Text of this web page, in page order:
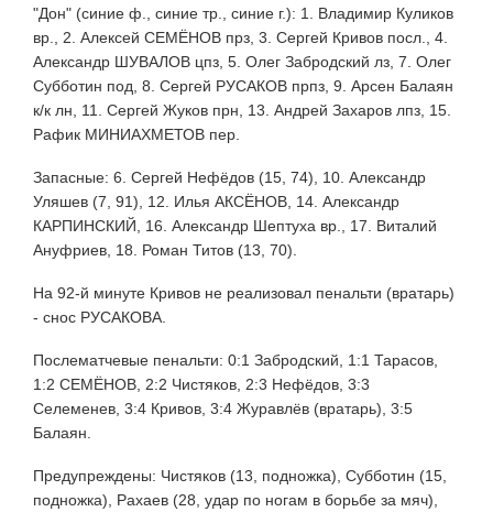
"Дон" (синие ф., синие тр., синие г.): 1. Владимир Куликов
вр., 2. Алексей СЕМЁНОВ прз, 3. Сергей Кривов посл., 4.
Александр ШУВАЛОВ цпз, 5. Олег Забродский лз, 7. Олег
Субботин под, 8. Сергей РУСАКОВ прпз, 9. Арсен Балаян
к/к лн, 11. Сергей Жуков прн, 13. Андрей Захаров лпз, 15.
Рафик МИНИАХМЕТОВ пер.
Запасные: 6. Сергей Нефёдов (15, 74), 10. Александр
Уляшев (7, 91), 12. Илья АКСЁНОВ, 14. Александр
КАРПИНСКИЙ, 16. Александр Шептуха вр., 17. Виталий
Ануфриев, 18. Роман Титов (13, 70).
На 92-й минуте Кривов не реализовал пенальти (вратарь)
- снос РУСАКОВА.
Послематчевые пенальти: 0:1 Забродский, 1:1 Тарасов,
1:2 СЕМЁНОВ, 2:2 Чистяков, 2:3 Нефёдов, 3:3
Селеменев, 3:4 Кривов, 3:4 Журавлёв (вратарь), 3:5
Балаян.
Предупреждены: Чистяков (13, подножка), Субботин (15,
подножка), Рахаев (28, удар по ногам в борьбе за мяч),